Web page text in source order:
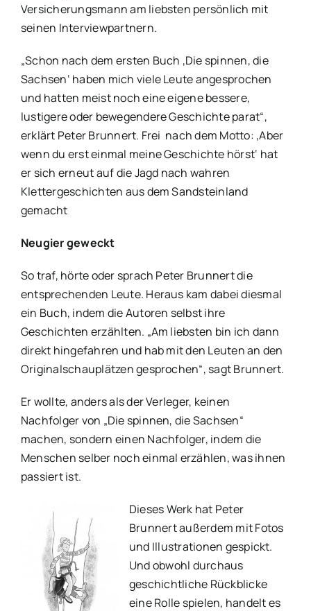
Versicherungsmann am liebsten persönlich mit
seinen Interviewpartnern.
„Schon nach dem ersten Buch ‚Die spinnen, die
Sachsen‘ haben mich viele Leute angesprochen
und hatten meist noch eine eigene bessere,
lustigere oder bewegendere Geschichte parat“,
erklärt Peter Brunnert. Frei nach dem Motto: ‚Aber
wenn du erst einmal meine Geschichte hörst‘ hat
er sich erneut auf die Jagd nach wahren
Klettergeschichten aus dem Sandsteinland
gemacht
Neugier geweckt
So traf, hörte oder sprach Peter Brunnert die
entsprechenden Leute. Heraus kam dabei diesmal
ein Buch, indem die Autoren selbst ihre
Geschichten erzählten. „Am liebsten bin ich dann
direkt hingefahren und hab mit den Leuten an den
Originalschauplätzen gesprochen“, sagt Brunnert.
Er wollte, anders als der Verleger, keinen
Nachfolger von „Die spinnen, die Sachsen“
machen, sondern einen Nachfolger, indem die
Menschen selber noch einmal erzählen, was ihnen
passiert ist.
Dieses Werk hat Peter
Brunnert außerdem mit Fotos
und Illustrationen gespickt.
Und obwohl durchaus
geschichtliche Rückblicke
eine Rolle spielen, handelt es